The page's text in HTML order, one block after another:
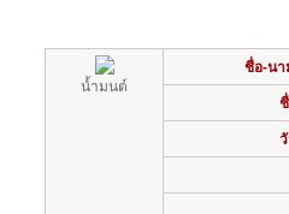
น้ำมนต์
ชื่อ-น